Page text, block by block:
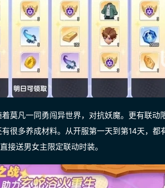
莫凡一同勇闯异世界，对抗妖魔。更有联动
很多养成材料。从开服第一天到第14天，
接送男女主限定联动时装。